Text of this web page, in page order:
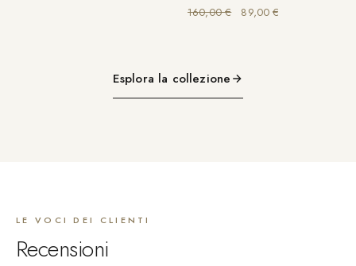
160,00€ Il prezzo originale era:
89,00€
Esplora la collezione
LE VOCI DEI CLIENTI
Recensioni